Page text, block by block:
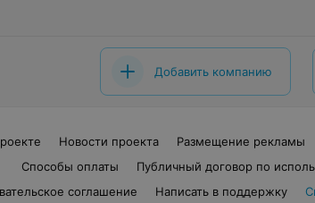
Добавить компанию
Новости проекта Размещение рекламы
Способы оплаты
Публичный договор по
соглашение
Написать в поддержку